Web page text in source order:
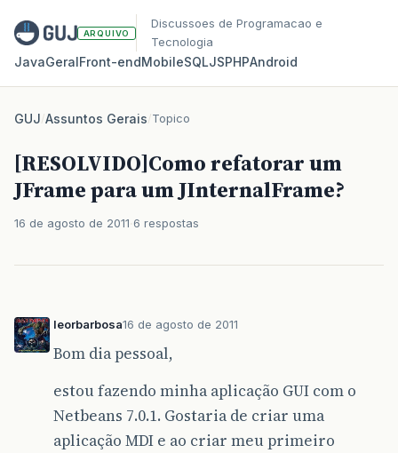
ARQUIVO
Discussoes de Programacao e
Tecnologia
JavaGeralFront‑endMobileSQLJSPHPAndroid
GUJ/Assuntos Gerais/Topico
[RESOLVIDO]Como refatorar um
JFrame para um JInternalFrame?
16 de agosto de 2011 6 respostas
leorbarbosa16 de agosto de 2011
Bom dia pessoal,
estou fazendo minha aplicação GUI com o
Netbeans 7.0.1. Gostaria de criar uma
aplicação MDI e ao criar meu primeiro